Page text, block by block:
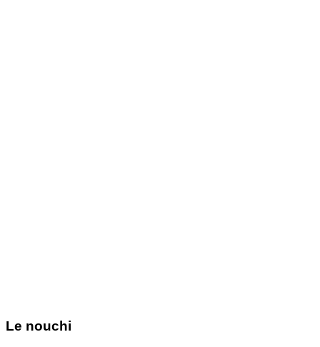
Le nouchi